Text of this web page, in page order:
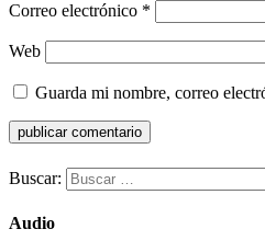
Correo electrónico *
Web
Guarda mi nombre, correo
Buscar:
Audio